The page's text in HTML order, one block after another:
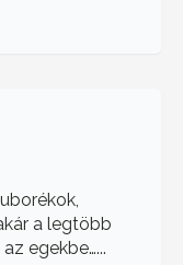
a legtöbb
egekbe…...